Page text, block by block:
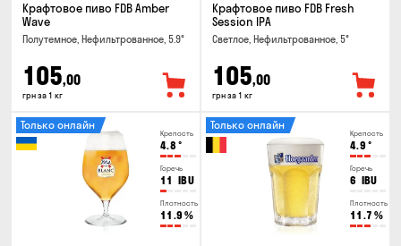
Крафтовое пиво FDB Amber
Wave
Полутемное, Нефильтрованное, 5.9°
105,00
грн за 1 кг
Крафтовое пиво FDB Fresh
Session IPA
Светлое, Нефильтрованное, 5°
105,00
грн за 1 кг
Крепость
4.8 °
Горечь
11 IBU
Плотность
11.9 %
Только онлайн
Крепость
4.9 °
Горечь
6 IBU
Плотность
11.7 %
Только онлайн